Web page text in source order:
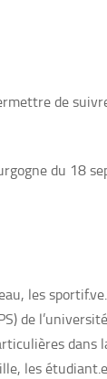
de
du 18
les
de
les